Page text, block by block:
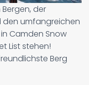
der
umfangreichen
Camden Snow
List stehen!
Berg